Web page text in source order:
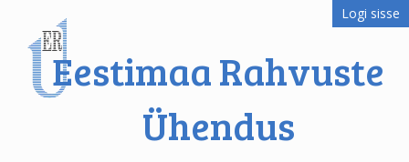
Logi sisse
Eestimaa Rahvuste
Ühendus